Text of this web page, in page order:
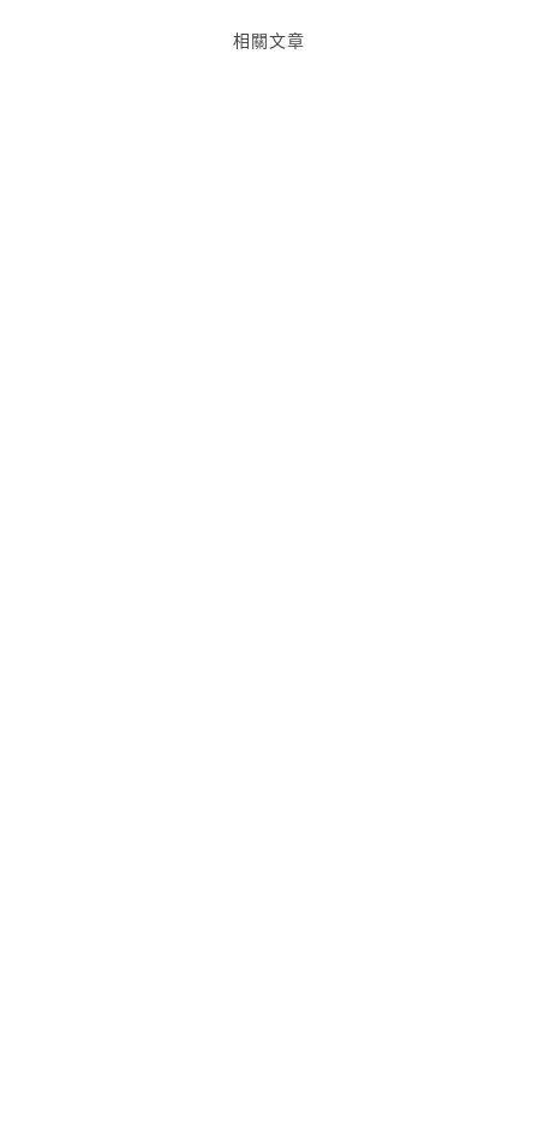
相關文章